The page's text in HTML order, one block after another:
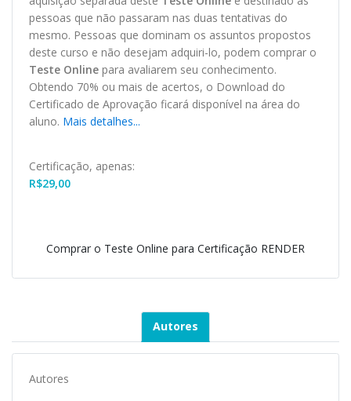
pessoas que não passaram nas duas tentativas do
mesmo. Pessoas que dominam os assuntos propostos
deste curso e não desejam adquiri-lo, podem comprar o
Teste Online para avaliarem seu conhecimento.
Obtendo 70% ou mais de acertos, o Download do
Certificado de Aprovação ficará disponível na área do
aluno. Mais detalhes...
Certificação, apenas:
R$29,00
Comprar o Teste Online para Certificação RENDER
Autores
Autores